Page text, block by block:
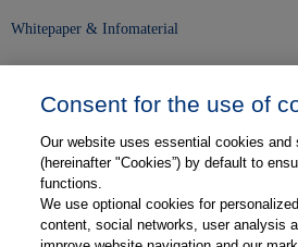
Whitepaper & Infomaterial
Karriere
Kontakt
Consent for the use of
Our website uses essential cookies and
(hereinafter "Cookies”) by default to
functions.
We use optional cookies for
content, social networks, user analysis